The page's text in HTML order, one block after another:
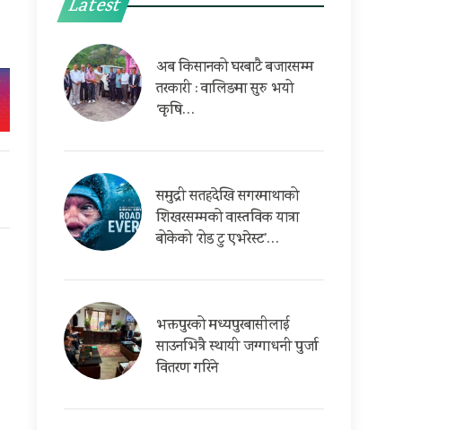
Latest
अब किसानको घरबाटै बजारसम्म
तरकारी : वालिङमा सुरु भयो
‘कृषि…
समुद्री सतहदेखि सगरमाथाको
शिखरसम्मको वास्तविक यात्रा
बोकेको ‘रोड टु एभरेस्ट’…
भक्तपुरको मध्यपुरबासीलाई
साउनभित्रै स्थायी जग्गाधनी पुर्जा
वितरण गरिने